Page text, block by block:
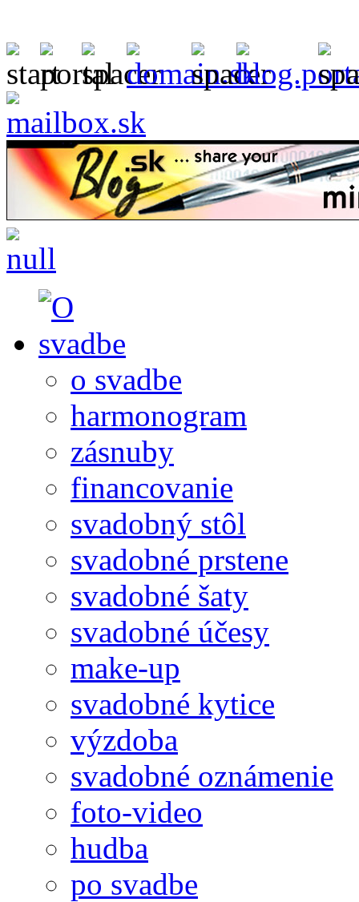
o svadbe
harmonogram
zásnuby
financovanie
svadobný stôl
svadobné prstene
svadobné šaty
svadobné účesy
make-up
svadobné kytice
výzdoba
svadobné oznámenie
foto-video
hudba
po svadbe